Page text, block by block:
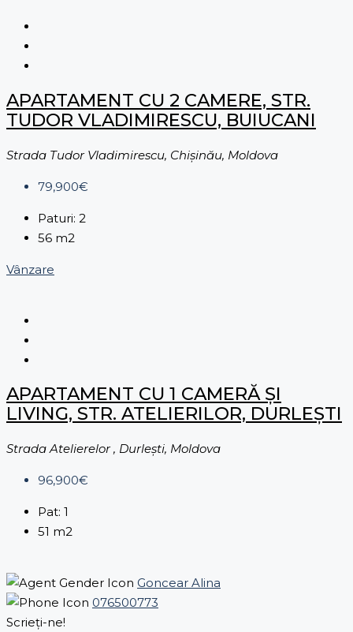
APARTAMENT CU 2 CAMERE, STR.
TUDOR VLADIMIRESCU, BUIUCANI
Strada Tudor Vladimirescu, Chișinău, Moldova
79,900€
Paturi: 2
56 m2
Vânzare
APARTAMENT CU 1 CAMERĂ ȘI
LIVING, STR. ATELIERILOR, DURLEȘTI
Strada Atelierelor , Durleşti, Moldova
96,900€
Pat: 1
51 m2
Goncear Alina
076500773
Scrieți-ne!